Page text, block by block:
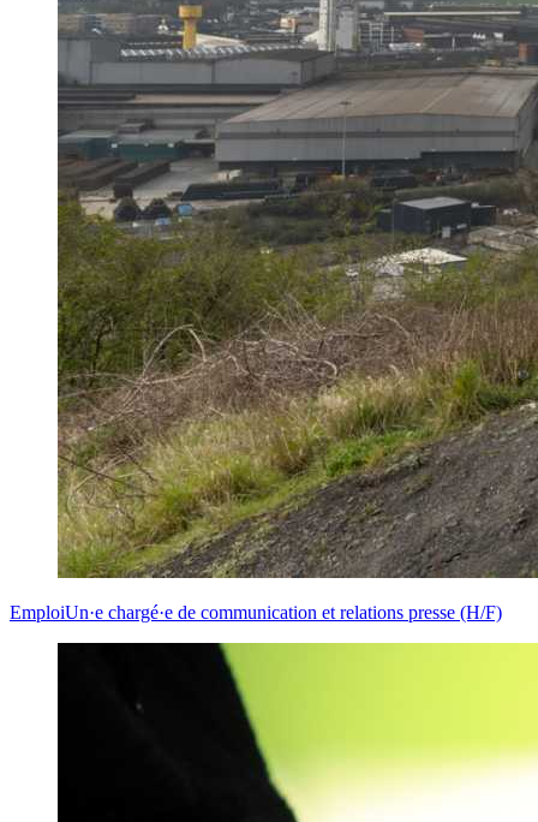
EmploiUn·e chargé·e de communication et relations presse (H/F)